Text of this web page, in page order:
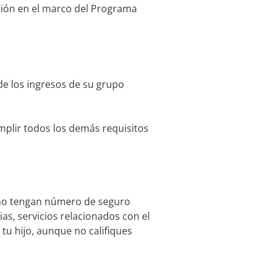
en el marco del Programa
los ingresos de su grupo
todos los demás requisitos
tengan número de seguro
servicios relacionados con el
hijo, aunque no califiques